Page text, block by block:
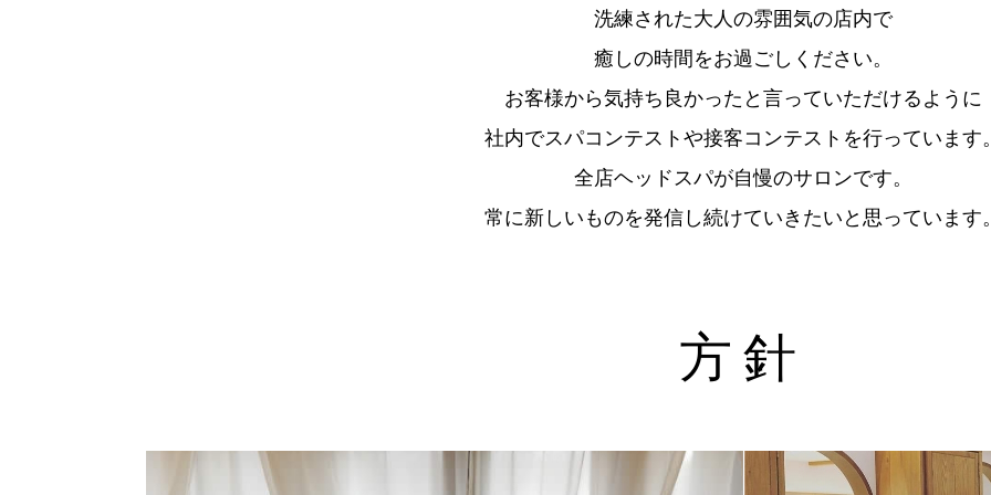
洗練された大人の雰囲気の店内で
癒しの時間をお過ごしください。
お客様から気持ち良かったと言っていただけるように
社内でスパコンテストや接客コンテストを行っています
全店ヘッドスパが自慢のサロンです。
常に新しいものを発信し続けていきたいと思っています
方針